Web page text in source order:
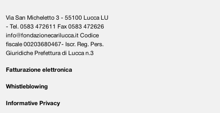
Via San Micheletto 3 - 55100 Lucca LU
- Tel. 0583 472611 Fax 0583 472626
info@fondazionecarilucca.it Codice
fiscale 00203680467- Iscr. Reg. Pers.
Giuridiche Prefettura di Lucca n.3
Fatturazione elettronica
Whistleblowing
Informative Privacy